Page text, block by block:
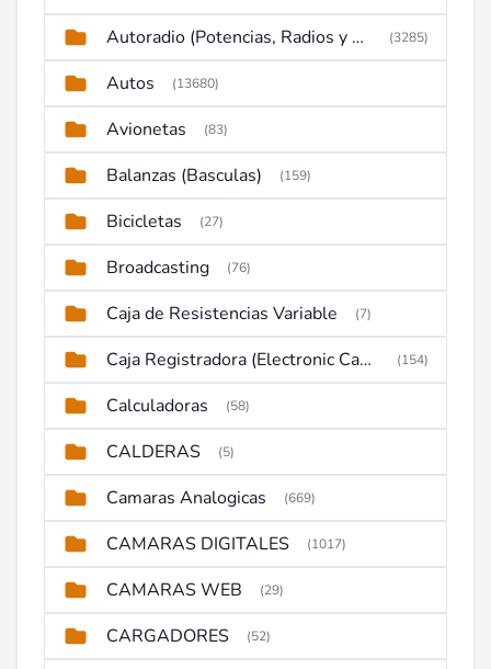
Autoradio (Potencias, Radios y DVD) (3285)
Autos (13680)
Avionetas (83)
Balanzas (Basculas) (159)
Bicicletas (27)
Broadcasting (76)
Caja de Resistencias Variable (7)
Caja Registradora (Electronic Cash Register) (154)
Calculadoras (58)
CALDERAS (5)
Camaras Analogicas (669)
CAMARAS DIGITALES (1017)
CAMARAS WEB (29)
CARGADORES (52)